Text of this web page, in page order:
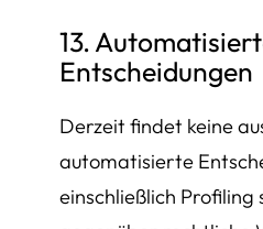
13.
Entscheidungen
Derzeit findet keine
automatisierte
einschließlich Profiling